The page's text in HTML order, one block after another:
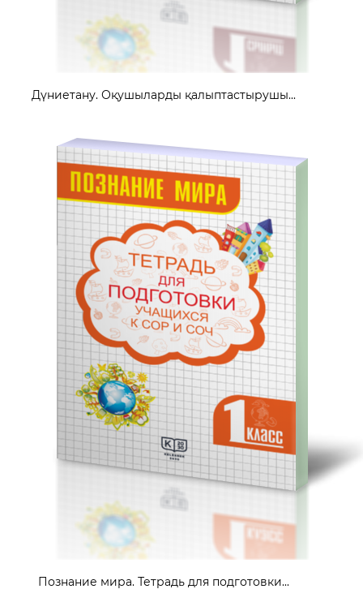
Дүниетану. Оқушыларды қалыптастырушы...
Познание мира. Тетрадь для подготовки...